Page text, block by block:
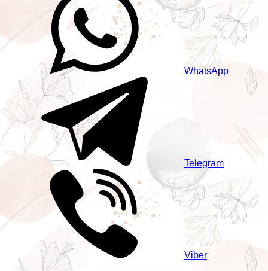
WhatsApp
Telegram
Viber